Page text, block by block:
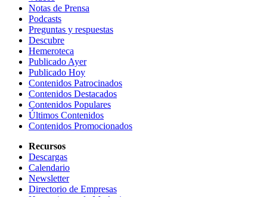
Notas de Prensa
Podcasts
Preguntas y respuestas
Descubre
Hemeroteca
Publicado Ayer
Publicado Hoy
Contenidos Patrocinados
Contenidos Destacados
Contenidos Populares
Últimos Contenidos
Contenidos Promocionados
Recursos
Descargas
Calendario
Newsletter
Directorio de Empresas